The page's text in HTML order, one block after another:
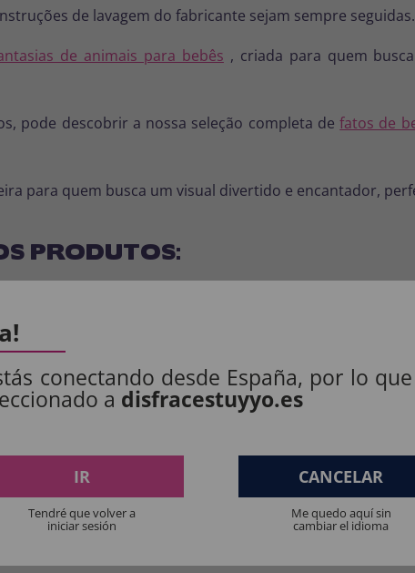
de lavagem do fabricante sejam sempre seguidas.
de animais para bebês , criada para quem
pode descobrir a nossa seleção completa defatos de
para quem busca um visual divertido e encantador,
PRODUTOS:
POLIÉSTER.
os produtos destinados a crianças menores de 36 meses devem ser
conectando desde España, por lo
a disfracestuyyo.es
IR
Tendré que volver a
iniciar sesión
CANCELAR
Me quedo aquí sin
cambiar el idioma